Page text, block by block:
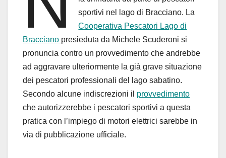
sportivi nel lago di Bracciano. La
Cooperativa Pescatori Lago di
Bracciano presieduta da Michele Scuderoni si
pronuncia contro un provvedimento che andrebbe
ad aggravare ulteriormente la già grave situazione
dei pescatori professionali del lago sabatino.
Secondo alcune indiscrezioni il provvedimento
che autorizzerebbe i pescatori sportivi a questa
pratica con l’impiego di motori elettrici sarebbe in
via di pubblicazione ufficiale.